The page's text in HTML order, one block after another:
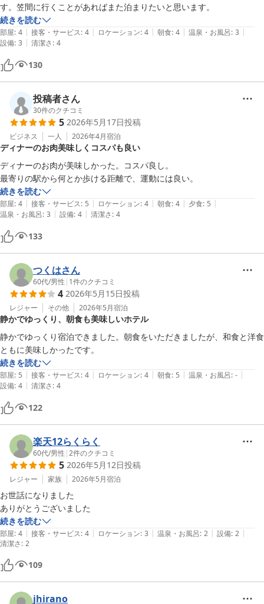
す。笠間に行くことがあればまた泊まりたいと思います。
続きを読む
部屋: 4 | 接客・サービス: 4 | ロケーション: 4 | 朝食: 4 | 温泉・お風呂: 3 |
設備: 3 | 清潔さ: 4
130
投稿者さん
30件のクチコミ
5 2026年5月17日投稿
ビジネス 一人 2026年4月宿泊
ディナーのお肉美味しくコスパも良い
ディナーのお肉が美味しかった。コスパ良し。
最寄りの駅から何とか歩ける距離で、運動には良い。
続きを読む
部屋: 4 | 接客・サービス: 5 | ロケーション: 4 | 朝食: 4 | 夕食: 5 |
温泉・お風呂: 3 | 設備: 4 | 清潔さ: 4
133
つくはさん
60代/男性 | 1件のクチコミ
4 2026年5月15日投稿
レジャー その他 2026年5月宿泊
静かでゆっくり、朝食も美味しいホテル
静かでゆっくり宿泊できました。朝食をいただきましたが、和食と洋食
ともに美味しかったです。
続きを読む
部屋: 5 | 接客・サービス: 4 | ロケーション: 4 | 朝食: 5 | 温泉・お風呂: - |
設備: 4 | 清潔さ: 4
122
楽天12らくらく
60代/男性 |2件のクチコミ
5 2026年5月12日投稿
レジャー 家族 2026年5月宿泊
お世話になりました
ありがとうございました
続きを読む
部屋: 4 | 接客・サービス: 4 | ロケーション: 3 | 温泉・お風呂: 2 | 設備: 2 |
清潔さ: 2
109
jhirano